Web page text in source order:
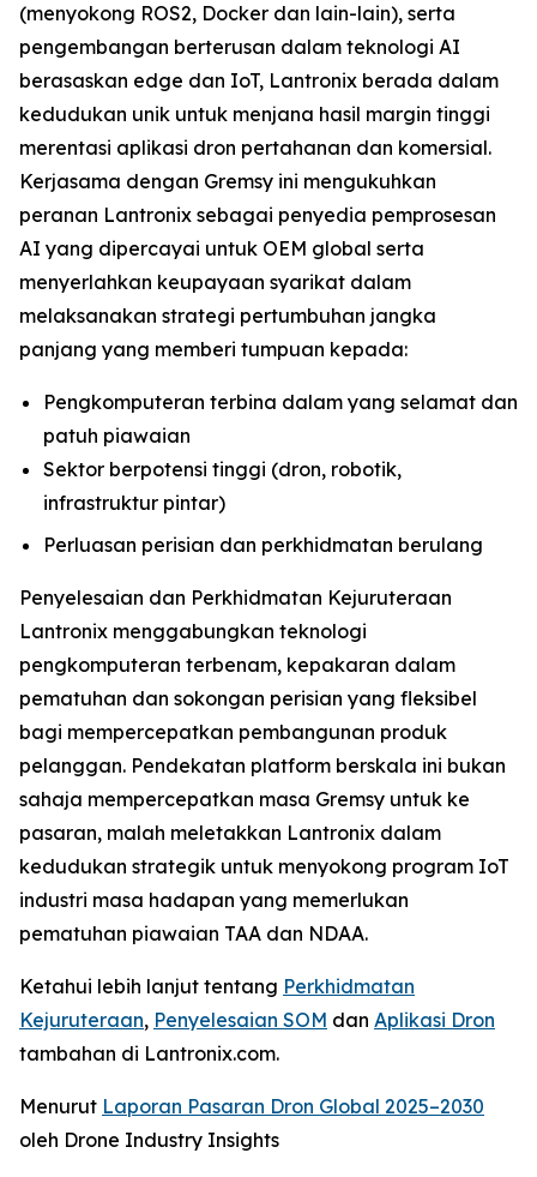
(menyokong ROS2, Docker dan lain-lain), serta
pengembangan berterusan dalam teknologi AI
berasaskan edge dan IoT, Lantronix berada dalam
kedudukan unik untuk menjana hasil margin tinggi
merentasi aplikasi dron pertahanan dan komersial.
Kerjasama dengan Gremsy ini mengukuhkan
peranan Lantronix sebagai penyedia pemprosesan
AI yang dipercayai untuk OEM global serta
menyerlahkan keupayaan syarikat dalam
melaksanakan strategi pertumbuhan jangka
panjang yang memberi tumpuan kepada:
Pengkomputeran terbina dalam yang selamat dan
patuh piawaian
Sektor berpotensi tinggi (dron, robotik,
infrastruktur pintar)
Perluasan perisian dan perkhidmatan berulang
Penyelesaian dan Perkhidmatan Kejuruteraan
Lantronix menggabungkan teknologi
pengkomputeran terbenam, kepakaran dalam
pematuhan dan sokongan perisian yang fleksibel
bagi mempercepatkan pembangunan produk
pelanggan. Pendekatan platform berskala ini bukan
sahaja mempercepatkan masa Gremsy untuk ke
pasaran, malah meletakkan Lantronix dalam
kedudukan strategik untuk menyokong program IoT
industri masa hadapan yang memerlukan
pematuhan piawaian TAA dan NDAA.
Ketahui lebih lanjut tentang Perkhidmatan
Kejuruteraan, Penyelesaian SOM dan Aplikasi Dron
tambahan di Lantronix.com.
Menurut Laporan Pasaran Dron Global 2025–2030
oleh Drone Industry Insights